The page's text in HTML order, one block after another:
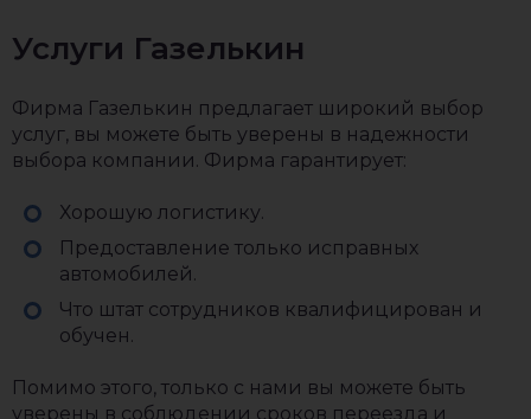
Услуги Газелькин
Фирма Газелькин предлагает широкий выбор
услуг, вы можете быть уверены в надежности
выбора компании. Фирма гарантирует:
Хорошую логистику.
Предоставление только исправных
автомобилей.
Что штат сотрудников квалифицирован и
обучен.
Помимо этого, только с нами вы можете быть
уверены в соблюдении сроков переезда и